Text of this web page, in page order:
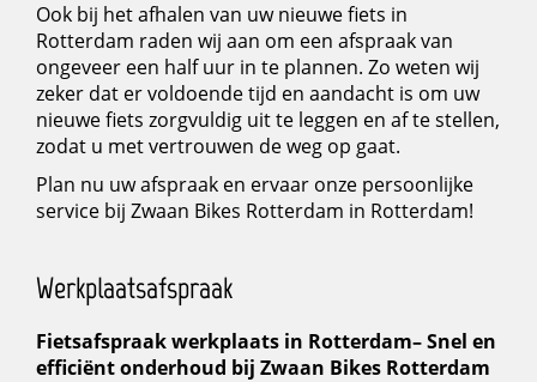
Ook bij het afhalen van uw nieuwe fiets in
Rotterdam raden wij aan om een afspraak van
ongeveer een half uur in te plannen. Zo weten wij
zeker dat er voldoende tijd en aandacht is om uw
nieuwe fiets zorgvuldig uit te leggen en af te stellen,
zodat u met vertrouwen de weg op gaat.
Plan nu uw afspraak en ervaar onze persoonlijke
service bij Zwaan Bikes Rotterdam in Rotterdam!
Werkplaatsafspraak
Fietsafspraak werkplaats in Rotterdam– Snel en
efficiënt onderhoud bij Zwaan Bikes Rotterdam